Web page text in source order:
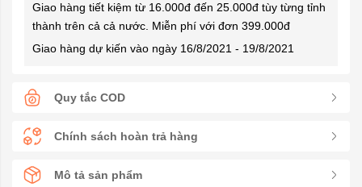
Giao hàng tiết kiệm từ 16.000đ đến 25.000đ tùy từng tỉnh
thành trên cả cả nước. Miễn phí với đơn 399.000đ
Giao hàng dự kiến vào ngày 16/8/2021 - 19/8/2021
Quy tắc COD
Chính sách hoàn trả hàng
Mô tả sản phẩm